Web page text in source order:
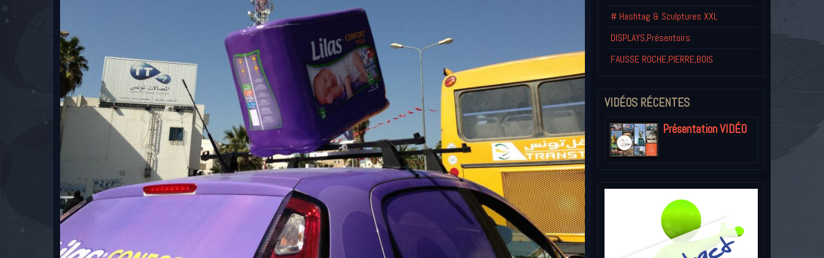
# Hashtag & Sculptures XXL
DISPLAYS,Présentoirs
FAUSSE ROCHE,PIERRE,BOIS
VIDÉOS RÉCENTES
Présentation VIDÉO